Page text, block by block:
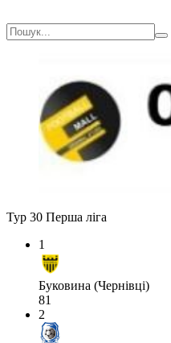
Тур 30 Перша ліга
1
Буковина (Чернівці)
81
2